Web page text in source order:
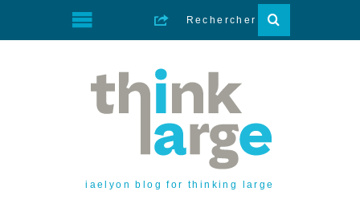
iaelyon blog for thinking large